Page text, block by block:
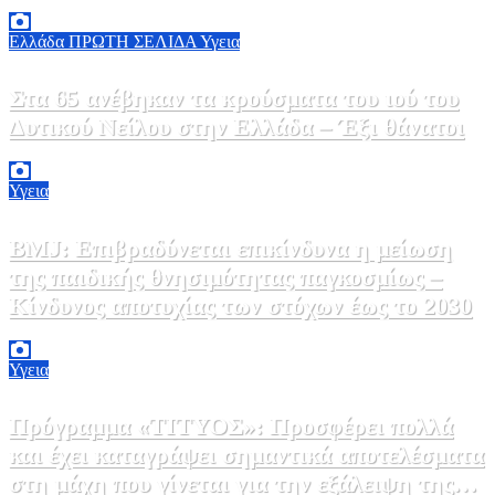
Ελλάδα ΠΡΩΤΗ ΣΕΛΙΔΑ Υγεια
Στα 65 ανέβηκαν τα κρούσματα του ιού του
Δυτικού Νείλου στην Ελλάδα – Έξι θάνατοι
Υγεια
BMJ: Επιβραδύνεται επικίνδυνα η μείωση
της παιδικής θνησιμότητας παγκοσμίως –
Κίνδυνος αποτυχίας των στόχων έως το 2030
Υγεια
Πρόγραμμα «ΤΙΤΥΟΣ»: Προσφέρει πολλά
και έχει καταγράψει σημαντικά αποτελέσματα
στη μάχη που γίνεται για την εξάλειψη της